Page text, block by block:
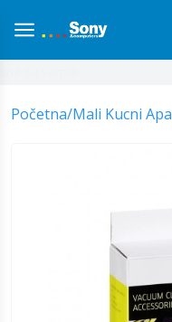
Početna/Mali Kucni